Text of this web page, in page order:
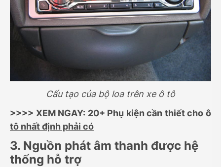
Cấu tạo của bộ loa trên xe ô tô
>>>> XEM NGAY: 20+ Phụ kiện cần thiết cho ô
tô nhất định phải có
3. Nguồn phát âm thanh được hệ
thống hỗ trợ